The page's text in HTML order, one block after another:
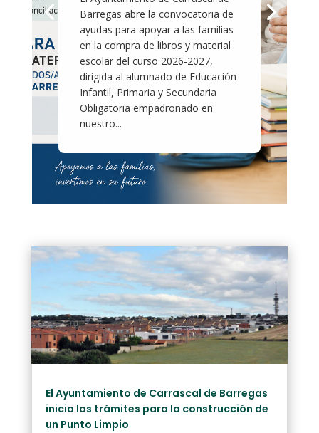
Barregas abre la convocatoria de
ayudas para apoyar a las familias
en la compra de libros y material
escolar del curso 2026‑2027,
dirigida al alumnado de Educación
Infantil, Primaria y Secundaria
Obligatoria empadronado en
nuestro...
El Ayuntamiento de Carrascal de Barregas
inicia los trámites para la construcción de
un Punto Limpio